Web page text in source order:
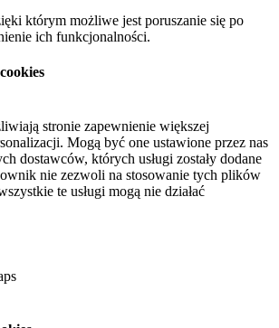
którym możliwe jest poruszanie się po
ich funkcjonalności.
stronie zapewnienie większej
Mogą być one ustawione przez nas
dostawców, których usługi zostały dodane
nie zezwoli na stosowanie tych plików
te usługi mogą nie działać